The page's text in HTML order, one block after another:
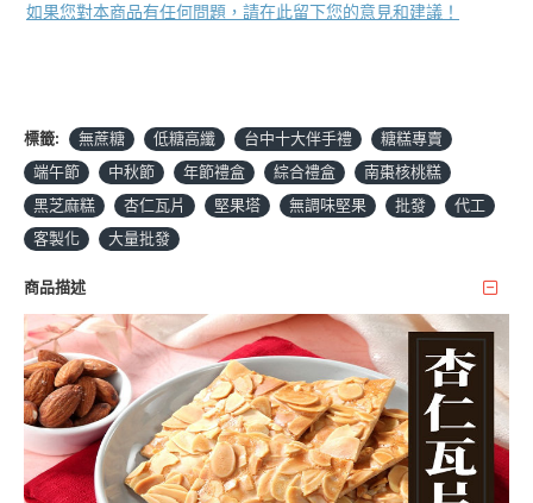
如果您對本商品有任何問題，請在此留下您的意見和建議！
標籤: 無蔗糖 低糖高纖 台中十大伴手禮
糖糕專賣
端午節
中秋節 年節禮盒 綜合禮盒
南棗核桃糕
黑芝麻糕
杏仁瓦片 堅果塔 無調味堅果 批發
代工
客製化
大量批發
商品描述